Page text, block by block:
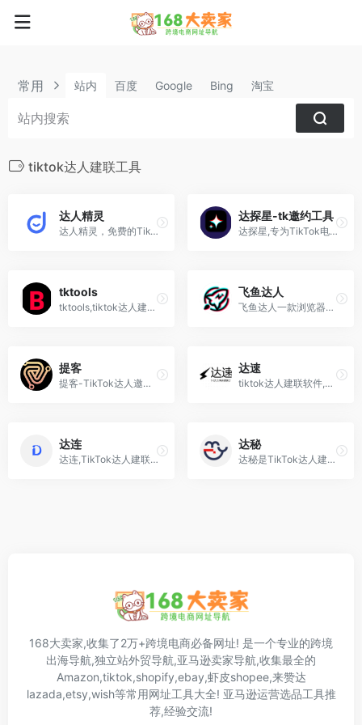
常用 站内 百度 Google Bing 淘宝
tiktok达人建联工具
达人精灵
达人精灵，免费的TikTok运营工具。支持TikTok无水印视频下载，爆款素材筛选，达人画像、带货分析，AI脚本分析和仿写。
达探星-tk邀约工具
达探星,专为TikTok电商商家设计的达人邀约与管理工具
tktools
tktools,tiktok达人建联工具,tk达人邀约软件,指纹浏览器插件
飞鱼达人
飞鱼达人一款浏览器插件，专注于TikTok达人建联
提客
提客-TikTok达人邀约工具,tk达人邀约软件
达速
tiktok达人建联软件,每天建联1万名达人,私信邀约1天1w,智能自动建联达人,客户端安全稳定!
达连
达连,TikTok达人建联工具,tk达人邀约软件,批量神器
达秘
达秘是TikTok达人建联软件,海外小店爆单必备工具，网红达人自动营销工具 ,一键批量邀约网红达人带货，一键导出达人联系方式!
168大卖家,收集了2万+跨境电商必备网址! 是一个专业的跨境
出海导航,独立站外贸导航,亚马逊卖家导航,收集最全的
Amazon,tiktok,shopify,ebay,虾皮shopee,来赞达
lazada,etsy,wish等常用网址工具大全! 亚马逊运营选品工具推
荐,经验交流!